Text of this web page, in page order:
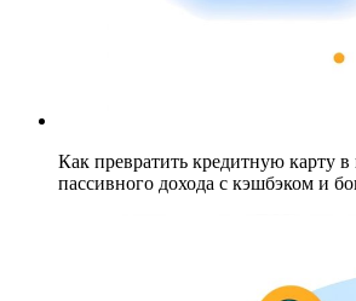
Как превратить кредитную карту в
пассивного дохода с кэшбэком и